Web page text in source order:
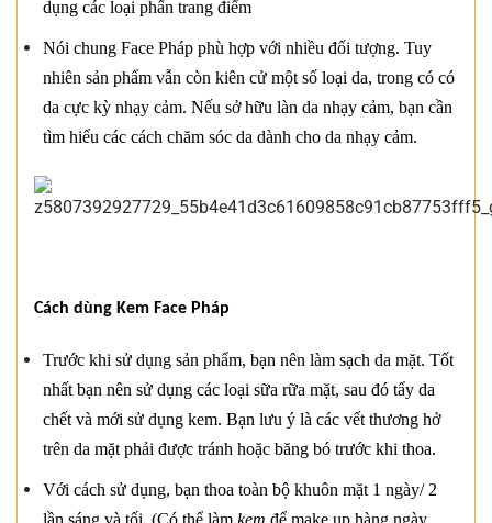
dụng các loại phấn trang điểm
Nói chung Face Pháp phù hợp với nhiều đối tượng. Tuy
nhiên sản phẩm vẫn còn kiên cử một số loại da, trong có có
da cực kỳ nhạy cảm. Nếu sở hữu làn da nhạy cảm, bạn cần
tìm hiểu các cách chăm sóc da dành cho da nhạy cảm.
Cách dùng Kem Face Pháp
Trước khi sử dụng sản phẩm, bạn nên làm sạch da mặt. Tốt
nhất bạn nên sử dụng các loại sữa rữa mặt, sau đó tẩy da
chết và mới sử dụng kem. Bạn lưu ý là các vết thương hở
trên da mặt phải được tránh hoặc băng bó trước khi thoa.
Với cách sử dụng, bạn thoa toàn bộ khuôn mặt 1 ngày/ 2
lần sáng và tối. (Có thể làm kem để make up hàng ngày